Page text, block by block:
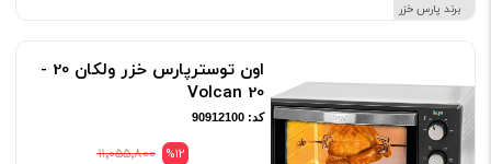
برند پارس خزر
اون توسترپارس خزر ولکان 20 -
Volcan 20
کد: 90912100
%12 ۱۱٬۰۵۵٬۸۰۰